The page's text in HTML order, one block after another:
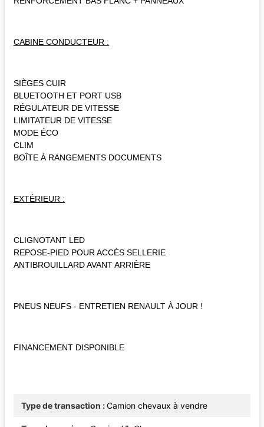
CABINE CONDUCTEUR :
SIÈGES CUIR
BLUETOOTH ET PORT USB
RÉGULATEUR DE VITESSE
LIMITATEUR DE VITESSE
MODE ÉCO
CLIM
BOÎTE À RANGEMENTS DOCUMENTS
EXTÉRIEUR :
CLIGNOTANT LED
REPOSE-PIED POUR ACCÈS SELLERIE
ANTIBROUILLARD AVANT ARRIÈRE
PNEUS NEUFS - ENTRETIEN RENAULT À JOUR !
FINANCEMENT DISPONIBLE
Type de transaction Camion chevaux à vendre